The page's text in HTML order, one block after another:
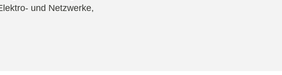
und Netzwerke,